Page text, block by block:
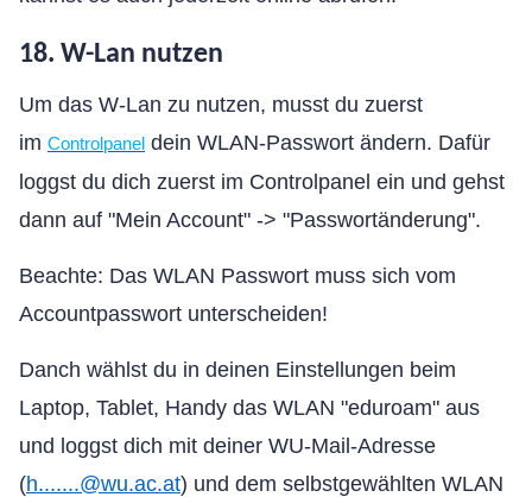
18. W-Lan nutzen
Um das W-Lan zu nutzen, musst du zuerst
im Controlpanel dein WLAN-Passwort ändern. Dafür
loggst du dich zuerst im Controlpanel ein und gehst
dann auf "Mein Account" -> "Passwortänderung".
Beachte: Das WLAN Passwort muss sich vom
Accountpasswort unterscheiden!
Danch wählst du in deinen Einstellungen beim
Laptop, Tablet, Handy das WLAN "eduroam" aus
und loggst dich mit deiner WU-Mail-Adresse
(h.......@wu.ac.at) und dem selbstgewählten WLAN